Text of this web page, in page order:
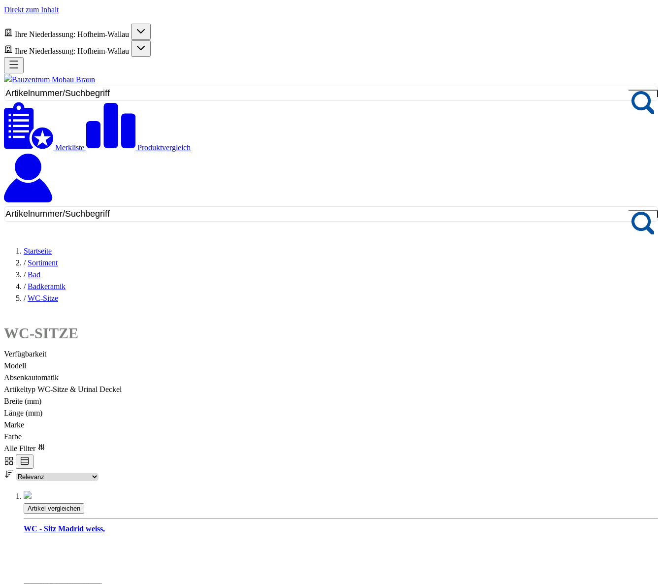
Direkt zum Inhalt
Ihre Niederlassung: Hofheim-Wallau
Ihre Niederlassung: Hofheim-Wallau
Merkliste Produktvergleich
Startseite
/ Sortiment
/ Bad
/ Badkeramik
/ WC-Sitze
WC-SITZE
Verfügbarkeit
Modell
Absenkautomatik
Artikeltyp WC-Sitze & Urinal Deckel
Breite (mm)
Länge (mm)
Marke
Farbe
Alle Filter
Artikel vergleichen
WC - Sitz Madrid weiss,